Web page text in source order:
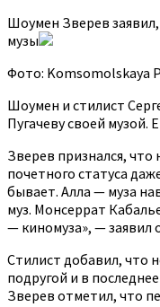
Шоумен Зверев
музы
Фото: Komsomolskaya
Шоумен и стилист
Пугачеву своей музой.
Зверев признался,
почетного статуса
бывает. Алла — муза
муз. Монсеррат
— киномуза», — заявил
Стилист добавил, что
подругой и в
Зверев отметил, что